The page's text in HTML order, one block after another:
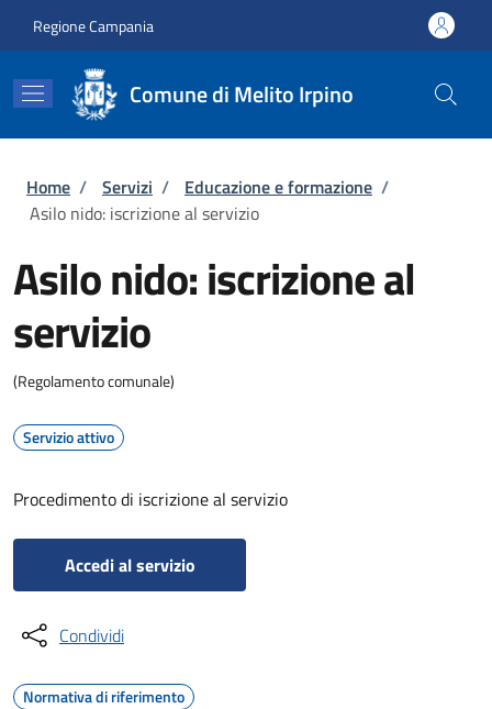
Regione Campania
Comune di Melito Irpino
Briciole di pane
Home / Servizi / Educazione e formazione /
Asilo nido: iscrizione al servizio
Asilo nido: iscrizione al
servizio
(Regolamento comunale)
Servizio attivo
Procedimento di iscrizione al servizio
Accedi al servizio
Condividi
Normativa di riferimento